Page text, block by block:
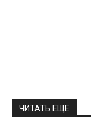
ЧИТАТЬ ЕЩЕ